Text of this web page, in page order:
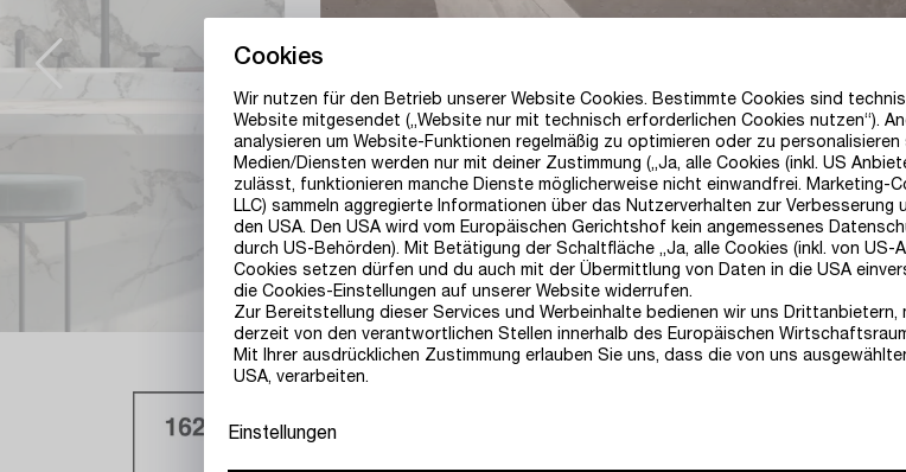
Cookies
Wir nutzen für den Betrieb unserer Website Cookies. Bestimmte Cookies sind
Website mitgesendet („Website nur mit technisch erforderlichen Cookies nutzen“).
analysieren um Website-Funktionen regelmäßig zu optimieren oder zu
Medien/Diensten werden nur mit deiner Zustimmung („Ja, alle Cookies (inkl. US
zulässt, funktionieren manche Dienste möglicherweise nicht einwandfrei. Marketing-
LLC) sammeln aggregierte Informationen über das Nutzerverhalten zur
den USA. Den USA wird vom Europäischen Gerichtshof kein angemessenes
durch US-Behörden). Mit Betätigung der Schaltfläche „Ja, alle Cookies (inkl. von
Cookies setzen dürfen und du auch mit der Übermittlung von Daten in die USA
die Cookies-Einstellungen auf unserer Website widerrufen.
Zur Bereitstellung dieser Services und Werbeinhalte bedienen wir uns
derzeit von den verantwortlichen Stellen innerhalb des Europäischen
Mit Ihrer ausdrücklichen Zustimmung erlauben Sie uns, dass die von uns
USA, verarbeiten.
Einstellungen